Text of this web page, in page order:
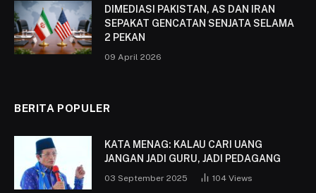
DIMEDIASI PAKISTAN, AS DAN IRAN
SEPAKAT GENCATAN SENJATA SELAMA
2 PEKAN
09 April 2026
BERITA POPULER
KATA MENAG: KALAU CARI UANG
JANGAN JADI GURU, JADI PEDAGANG
03 September 2025 104 Views